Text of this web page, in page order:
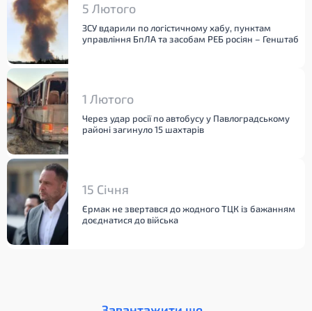
5 Лютого
ЗСУ вдарили по логістичному хабу, пунктам
управління БпЛА та засобам РЕБ росіян – Генштаб
1 Лютого
Через удар росії по автобусу у Павлоградському
районі загинуло 15 шахтарів
15 Січня
Єрмак не звертався до жодного ТЦК із бажанням
доєднатися до війська